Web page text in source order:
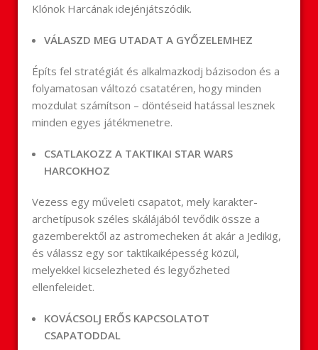
Klónok Harcának idejénjátszódik.
VÁLASZD MEG UTADAT A GYŐZELEMHEZ
Építs fel stratégiát és alkalmazkodj bázisodon és a
folyamatosan változó csatatéren, hogy minden
mozdulat számítson – döntéseid hatással lesznek
minden egyes játékmenetre.
CSATLAKOZZ A TAKTIKAI STAR WARS
HARCOKHOZ
Vezess egy műveleti csapatot, mely karakter-
archetípusok széles skálájából tevődik össze a
gazemberektől az astromecheken át akár a Jedikig,
és válassz egy sor taktikaiképesség közül,
melyekkel kicselezheted és legyőzheted
ellenfeleidet.
KOVÁCSOLJ ERŐS KAPCSOLATOT
CSAPATODDAL